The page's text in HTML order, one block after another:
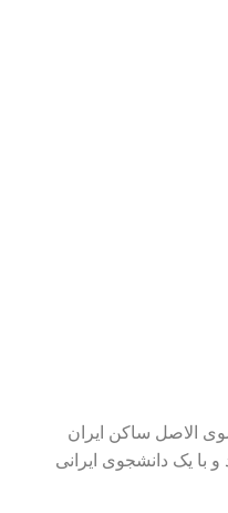
الاصل ساکن ایران
و با یک دانشجوی ایرانی